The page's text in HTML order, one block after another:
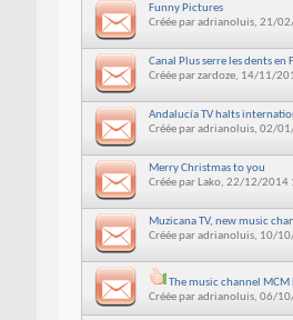
Funny Pictures
Créée paradrianoluis, 21/
Canal Plus serre les dents
Créée parzardoze, 14/11/
Andalucía TV halts
Créée paradrianoluis, 02/
Merry Christmas to you
Créée par Lako, 22/12/2014
Muzicana TV, new music
Créée paradrianoluis, 10/
The music channel
Créée paradrianoluis, 06/